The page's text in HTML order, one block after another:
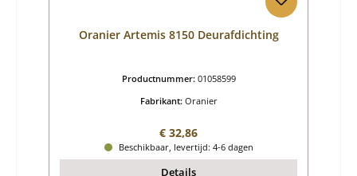
Oranier Artemis 8150 Deurafdichting
Productnummer: 01058599
Fabrikant: Oranier
Normale prijs:
€ 32,86
Beschikbaar, levertijd: 4-6 dagen
Details